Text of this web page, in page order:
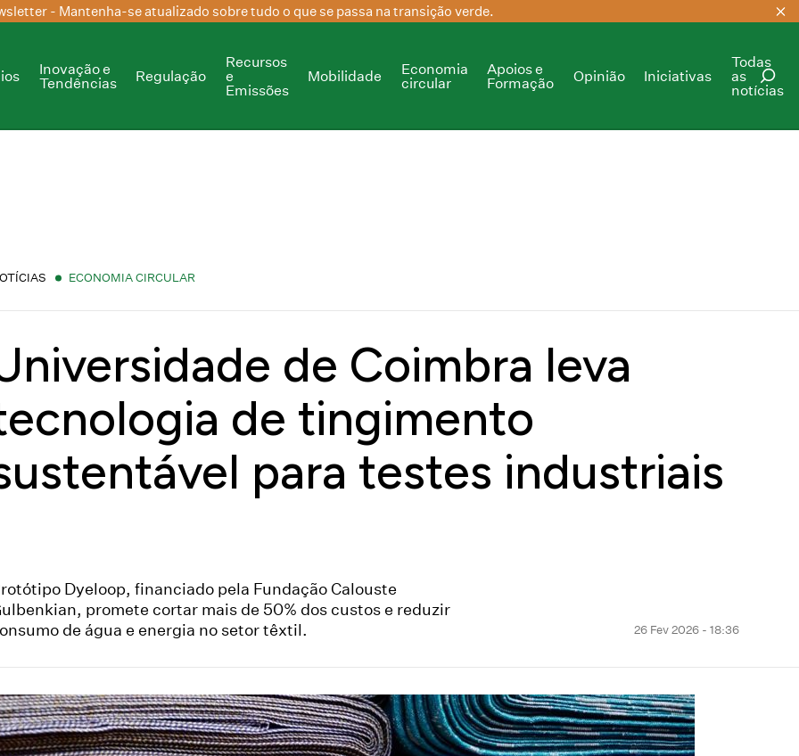
- Mantenha-se atualizado sobre tudo o que se passa na transição verde.
Inovação e
Tendências
Regulação
Recursos
e
Emissões
Mobilidade
Economia
circular
Apoios e
Formação
Opinião Iniciativas
Todas
as
notícias
ECONOMIA CIRCULAR
de Coimbra leva
de tingimento
para testes industriais
Dyeloop, financiado pela Fundação Calouste
promete cortar mais de 50% dos custos e reduzir
de água e energia no setor têxtil.
26 Fev 2026 - 18:36